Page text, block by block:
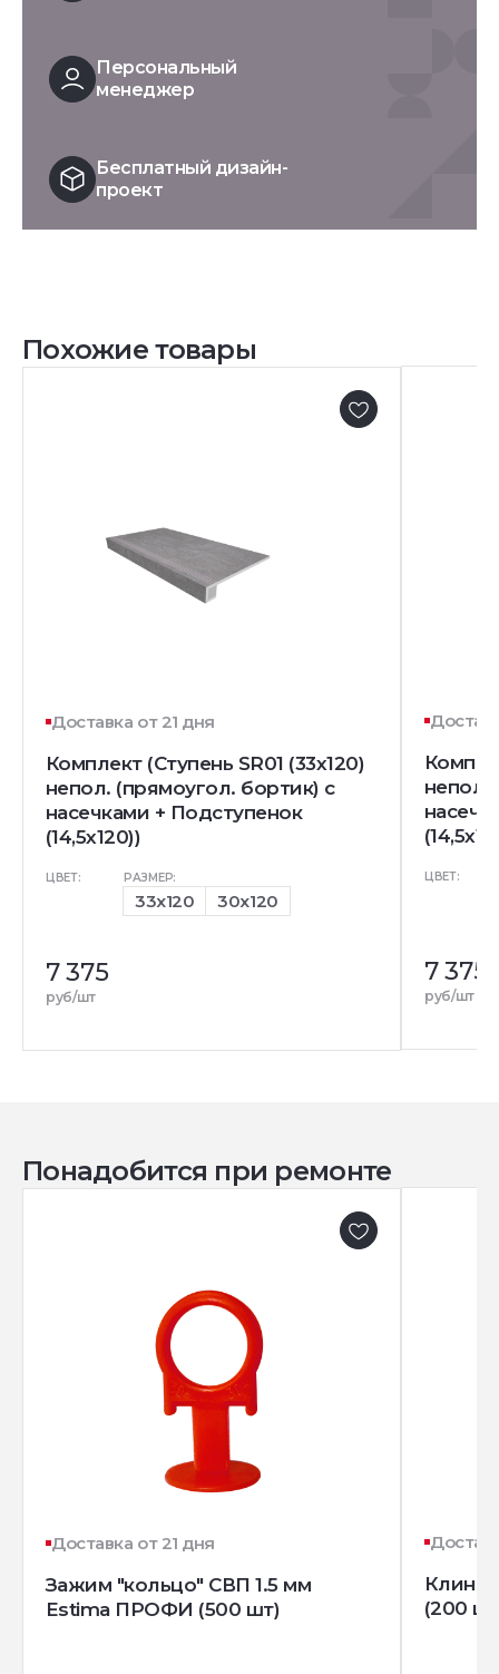
Персональный
менеджер
Бесплатный дизайн-
проект
Похожие товары
Доставка от 21 дня
Комплект (Ступень SR01 (33x120)
непол. (прямоугол. бортик) с
насечками + Подступенок
(14,5x120))
ЦВЕТ: РАЗМЕР:
33x120 30x120
7 375
руб/шт
непол.
ЦВЕТ:
7 375
руб/шт
Понадобится при ремонте
Доставка от 21 дня
Зажим "кольцо" СВП 1.5 мм
Estima ПРОФИ (500 шт)
Клин
(200